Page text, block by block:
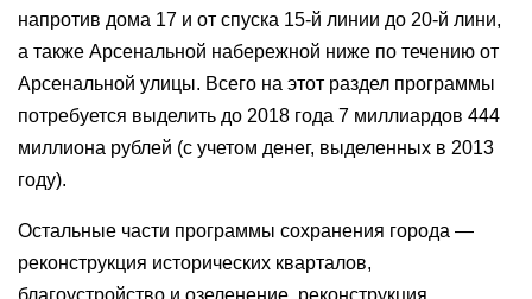
напротив дома 17 и от спуска 15-й линии до 20-й лини,
а также Арсенальной набережной ниже по течению от
Арсенальной улицы. Всего на этот раздел программы
потребуется выделить до 2018 года 7 миллиардов 444
миллиона рублей (с учетом денег, выделенных в 2013
году).
Остальные части программы сохранения города —
реконструкция исторических кварталов,
благоустройство и озеленение, реконструкция